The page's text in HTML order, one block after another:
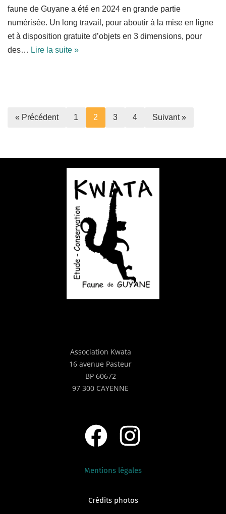
faune de Guyane a été en 2024 en grande partie
numérisée. Un long travail, pour aboutir à la mise en ligne
et à disposition gratuite d’objets en 3 dimensions, pour
des… Lire la suite »
« Précédent 1 2 3 4 Suivant »
Association Kwata
16 avenue Pasteur
BP 60672
97 300 CAYENNE
Mentions légales
Crédits photos